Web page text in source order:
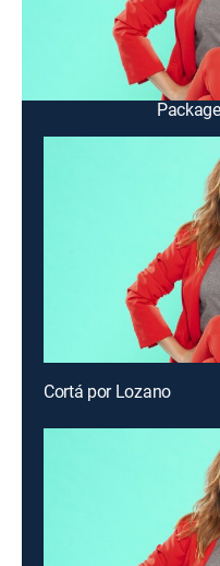
sketches, servicios y
This content is
Cortá por Lozano